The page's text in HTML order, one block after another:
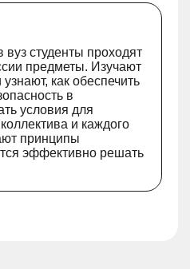
вуз студенты проходят
предметы. Изучают
как обеспечить
в
условия для
и каждого
принципы
эффективно решать